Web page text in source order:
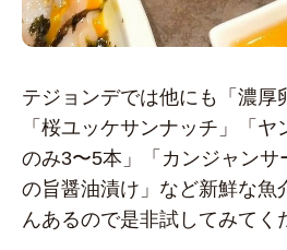
テジョンデでは他にも「濃厚
「桜ユッケサンナッチ」「
のみ3〜5本」「カンジャンサ
の旨醤油漬け」など新鮮な魚
んあるので是非試してみてく